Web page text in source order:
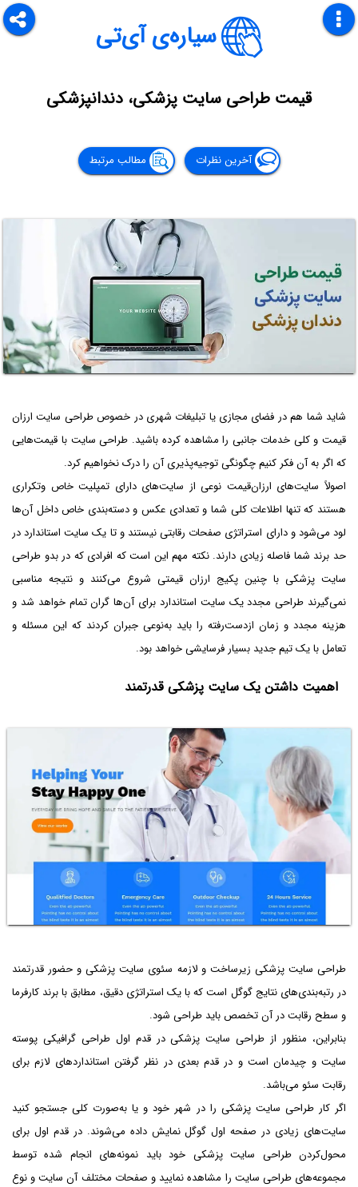
سیاره‌ی آی‌تی
قیمت طراحی سایت پزشکی، دندانپزشکی
آخرین نظرات مطالب مرتبط
شاید شما هم در فضای مجازی یا تبلیغات شهری در خصوص طراحی سایت ارزان
‌قیمت و کلی خدمات جانبی را مشاهده کرده باشید. طراحی سایت با قیمت‌هایی
که اگر به آن فکر کنیم چگونگی توجیه‌پذیری آن را درک نخواهیم کرد.
اصولاً سایت‌های ارزان‌قیمت نوعی از سایت‌های دارای تمپلیت خاص وتکراری
هستند که تنها اطلاعات کلی شما و تعدادی عکس و دسته‌بندی خاص داخل آن‌ها
لود می‌شود و دارای استراتژی صفحات رقابتی نیستند و تا یک سایت استاندارد در
حد برند شما فاصله زیادی دارند. نکته مهم این است که افرادی که در بدو طراحی
سایت پزشکی با چنین پکیج ارزان قیمتی شروع می‌کنند و نتیجه مناسبی
نمی‌گیرند طراحی مجدد یک سایت استاندارد برای آن‌ها گران تمام خواهد شد و
هزینه مجدد و زمان ازدست‌رفته را باید به‌نوعی جبران کردند که این مسئله و
تعامل با یک تیم جدید بسیار فرسایشی خواهد بود.
اهمیت داشتن یک سایت پزشکی قدرتمند
طراحی سایت پزشکی زیرساخت و لازمه سئوی سایت پزشکی و حضور قدرتمند
در رتبه‌بندی‌های نتایج گوگل است که با یک استراتژی دقیق، مطابق با برند کارفرما
و سطح رقابت در آن تخصص باید طراحی شود.
بنابراین، منظور از طراحی سایت پزشکی در قدم اول طراحی گرافیکی پوسته
سایت و چیدمان است و در قدم بعدی در نظر گرفتن استانداردهای لازم برای
رقابت سئو می‌باشد.
اگر کار طراحی سایت پزشکی را در شهر خود و یا به‌صورت کلی جستجو کنید
سایت‌های زیادی در صفحه اول گوگل نمایش داده می‌شوند. در قدم اول برای
محول‌کردن طراحی سایت پزشکی خود باید نمونه‌های انجام شده توسط
مجموعه‌های طراحی سایت را مشاهده نمایید و صفحات مختلف آن سایت و نوع